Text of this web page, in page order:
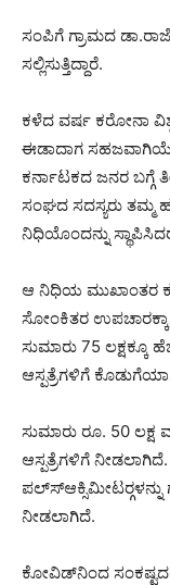
ಸಂಪಿಗೆ ಗ್ರಾಮದ
ಸಲ್ಲಿಸುತ್ತಿದ್ದಾರೆ.
ಕಳೆದ ವರ್ಷ ಕರೋನಾ
ಈಡಾದಾಗ ಸಹಜವಾಗಿಯೇ
ಕರ್ನಾಟಕದ ಜನರ ಬಗ್ಗೆ
ಸಂಘದ ಸದಸ್ಯರು ತಮ್ಮ
ನಿಧಿಯೊಂದನ್ನು
ಆ ನಿಧಿಯ ಮುಖಾಂತರ
ಸೋಂಕಿತರ
ಸುಮಾರು 75 ಲಕ್ಷಕ್ಕೂ
ಆಸ್ಪತ್ರೆಗಳಿಗೆ
ಸುಮಾರು ರೂ. 50 ಲಕ್ಷ
ಆಸ್ಪತ್ರೆಗಳಿಗೆ
ಪಲ್ಸ್‍ಆಕ್ಸಿಮೀಟರ್‍ಗಳನ್ನು
ನೀಡಲಾಗಿದೆ.
ಕೋವಿಡ್‍ನಿಂದ